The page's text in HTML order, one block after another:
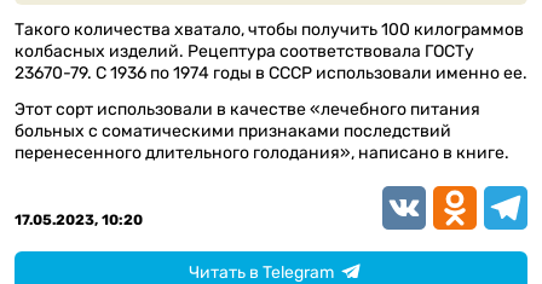
Такого количества хватало, чтобы получить 100 килограммов
колбасных изделий. Рецептура соответствовала ГОСТу
23670-79. С 1936 по 1974 годы в СССР использовали именно ее.
Этот сорт использовали в качестве «лечебного питания
больных с соматическими признаками последствий
перенесенного длительного голодания», написано в книге.
17.05.2023, 10:20
VK
Читать в Telegram